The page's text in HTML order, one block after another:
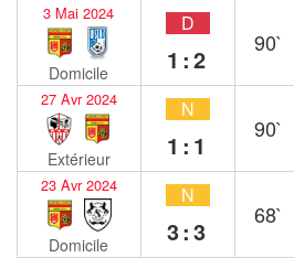
3 Mai 2024
Domicile
D
1:2
90`
27 Avr 2024
Extérieur
N
1:1
90`
23 Avr 2024
Domicile
N
3:3
68`